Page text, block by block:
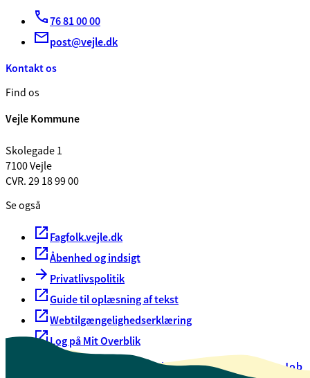
76 81 00 00
post@vejle.dk
Kontakt os
Find os
Vejle Kommune
Skolegade 1
7100 Vejle
CVR. 29 18 99 00
Se også
Fagfolk.vejle.dk
Åbenhed og indsigt
Privatlivspolitik
Guide til oplæsning af tekst
Webtilgængelighedserklæring
Log på Mit Overblik
Oversigt over selvbetjeningJob